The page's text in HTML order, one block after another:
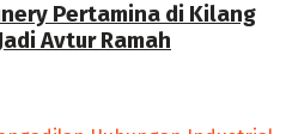
Pertamina di Kilang
Avtur Ramah